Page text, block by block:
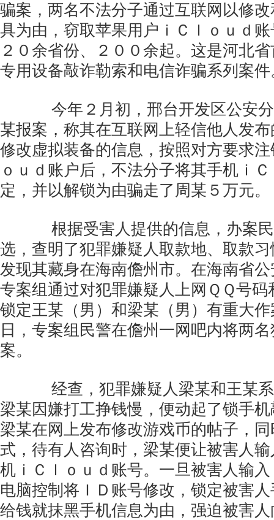
骗案，两名不法分子通过互联网以修
具为由，窃取苹果用户ｉＣｌｏｕｄ
２０余省份、２００余起。这是河北
专用设备敲诈勒索和电信诈骗系列案件
今年２月初，邢台开发区公安分
某报案，称其在互联网上轻信他人发
修改虚拟装备的信息，按照对方要求
ｏｕｄ账户后，不法分子将其手机ｉ
定，并以解锁为由骗走了周某５万元。
根据受害人提供的信息，办案民
选，查明了犯罪嫌疑人取款地、取款
发现其藏身在海南儋州市。在海南省
专案组通过对犯罪嫌疑人上网ＱＱ号
锁定王某（男）和梁某（男）有重大
日，专案组民警在儋州一网吧内将两
案。
经查，犯罪嫌疑人梁某和王某系
梁某因嫌打工挣钱慢，便动起了锁手
梁某在网上发布修改游戏币的帖子，
式，待有人咨询时，梁某便让被害人
机ｉＣｌｏｕｄ账号。一旦被害人输
电脑控制将ＩＤ账号修改，锁定被害
给钱就抹黑手机信息为由，强迫被害